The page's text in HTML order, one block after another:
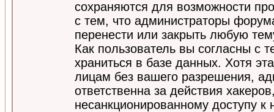
сохраняются для возможности
с тем, что администраторы
перенести или закрыть любую
Как пользователь вы согласны с
храниться в базе данных. Хотя
лицам без вашего разрешения,
ответственна за действия
несанкционированному доступу к